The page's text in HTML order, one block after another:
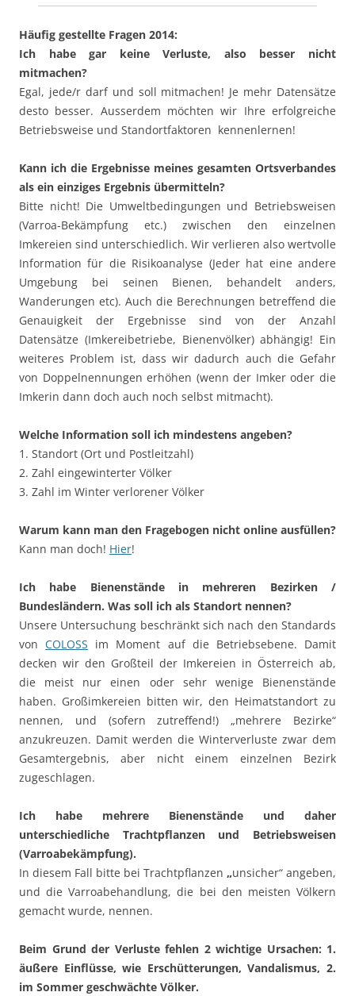
Häufig gestellte Fragen 2014:
Ich habe gar keine Verluste, also besser nicht
mitmachen?
Egal, jede/r darf und soll mitmachen! Je mehr Datensätze
desto besser. Ausserdem möchten wir Ihre erfolgreiche
Betriebsweise und Standortfaktoren kennenlernen!
Kann ich die Ergebnisse meines gesamten Ortsverbandes
als ein einziges Ergebnis übermitteln?
Bitte nicht! Die Umweltbedingungen und Betriebsweisen
(Varroa-Bekämpfung etc.) zwischen den einzelnen
Imkereien sind unterschiedlich. Wir verlieren also wertvolle
Information für die Risikoanalyse (Jeder hat eine andere
Umgebung bei seinen Bienen, behandelt anders,
Wanderungen etc). Auch die Berechnungen betreffend die
Genauigkeit der Ergebnisse sind von der Anzahl
Datensätze (Imkereibetriebe, Bienenvölker) abhängig! Ein
weiteres Problem ist, dass wir dadurch auch die Gefahr
von Doppelnennungen erhöhen (wenn der Imker oder die
Imkerin dann doch auch noch selbst mitmacht).
Welche Information soll ich mindestens angeben?
1. Standort (Ort und Postleitzahl)
2. Zahl eingewinterter Völker
3. Zahl im Winter verlorener Völker
Warum kann man den Fragebogen nicht online ausfüllen?
Kann man doch! Hier!
Ich habe Bienenstände in mehreren Bezirken /
Bundesländern. Was soll ich als Standort nennen?
Unsere Untersuchung beschränkt sich nach den Standards
vonCOLOSS im Moment auf die Betriebsebene. Damit
decken wir den Großteil der Imkereien in Österreich ab,
die meist nur einen oder sehr wenige Bienenstände
haben. Großimkereien bitten wir, den Heimatstandort zu
nennen, und (sofern zutreffend!) „mehrere Bezirke“
anzukreuzen. Damit werden die Winterverluste zwar dem
Gesamtergebnis, aber nicht einem einzelnen Bezirk
zugeschlagen.
Ich habe mehrere Bienenstände und daher
unterschiedliche Trachtpflanzen und Betriebsweisen
(Varroabekämpfung).
In diesem Fall bitte bei Trachtpflanzen „unsicher“ angeben,
und die Varroabehandlung, die bei den meisten Völkern
gemacht wurde, nennen.
Beim Grund der Verluste fehlen 2 wichtige Ursachen: 1.
äußere Einflüsse, wie Erschütterungen, Vandalismus, 2.
im Sommer geschwächte Völker.